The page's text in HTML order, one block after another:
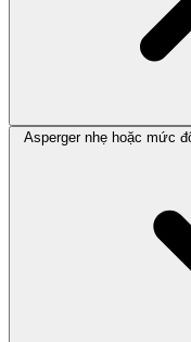
Asperger nhẹ hoặc mức